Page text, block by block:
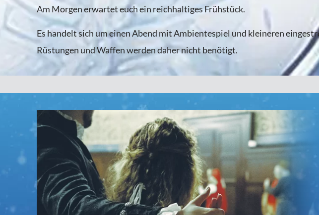
Am Morgen erwartet euch ein reichhaltiges Frühstück.
Es handelt sich um einen Abend mit Ambientespiel und kleineren
Rüstungen und Waffen werden daher nicht benötigt.